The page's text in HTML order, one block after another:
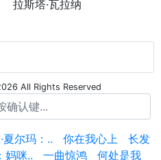
拉斯塔·瓦拉纳
All Rights Reserved
夏尔玛：.. 你在我心上
长发
妈咪.. 一曲惊鸿 何处是我